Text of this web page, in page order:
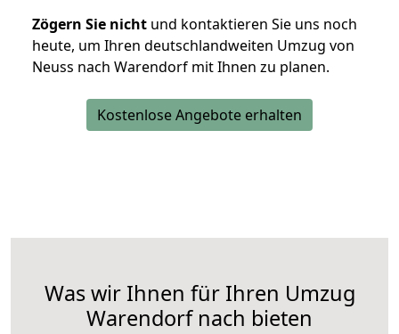
Zögern Sie nicht und kontaktieren Sie uns noch
heute, um Ihren deutschlandweiten Umzug von
Neuss nach Warendorf mit Ihnen zu planen.
Kostenlose Angebote erhalten
Was wir Ihnen für Ihren Umzug
Warendorf nach bieten